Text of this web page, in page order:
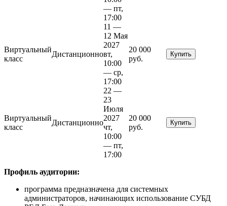
— пт,
17:00
Виртуальный
класс
Дистанционно
11 —
12 Мая
2027
вт,
10:00
— ср,
17:00
20 000
руб.
Купить
Виртуальный
класс
Дистанционно
22 —
23
Июля
2027
чт,
10:00
— пт,
17:00
20 000
руб.
Купить
Профиль аудитории:
программа предназначена для системных
администраторов, начинающих использование СУБД